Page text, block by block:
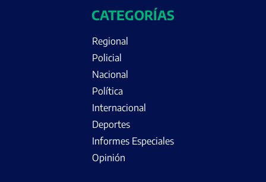
CATEGORÍAS
Regional
Policial
Nacional
Política
Internacional
Deportes
Informes Especiales
Opinión